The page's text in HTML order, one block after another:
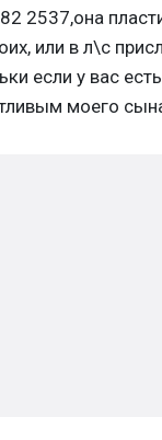
2537,она
или в л\с
если у вас
моего